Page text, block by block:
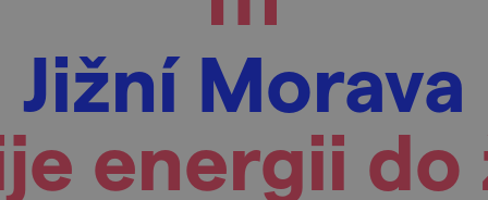
Jižní Morava
energii do